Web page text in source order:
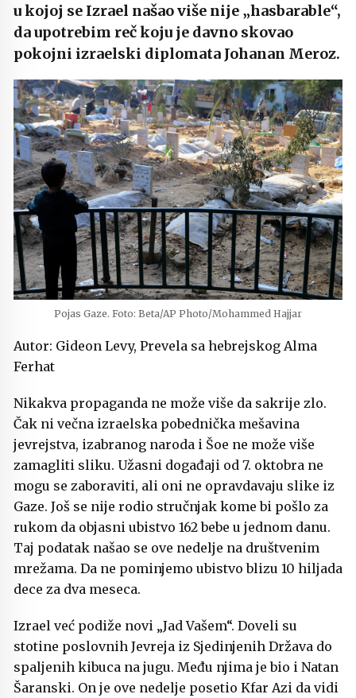
u kojoj se Izrael našao više nije „hasbarable“,
da upotrebim reč koju je davno skovao
pokojni izraelski diplomata Johanan Meroz.
Pojas Gaze. Foto: Beta/AP Photo/Mohammed Hajjar
Autor: Gideon Levy, Prevela sa hebrejskog Alma
Ferhat
Nikakva propaganda ne može više da sakrije zlo.
Čak ni večna izraelska pobednička mešavina
jevrejstva, izabranog naroda i Šoe ne može više
zamagliti sliku. Užasni događaji od 7. oktobra ne
mogu se zaboraviti, ali oni ne opravdavaju slike iz
Gaze. Još se nije rodio stručnjak kome bi pošlo za
rukom da objasni ubistvo 162 bebe u jednom danu.
Taj podatak našao se ove nedelje na društvenim
mrežama. Da ne pominjemo ubistvo blizu 10 hiljada
dece za dva meseca.
Izrael već podiže novi „Jad Vašem“. Doveli su
stotine poslovnih Jevreja iz Sjedinjenih Država do
spaljenih kibuca na jugu. Među njima je bio i Natan
Šaranski. On je ove nedelje posetio Kfar Azi da vidi